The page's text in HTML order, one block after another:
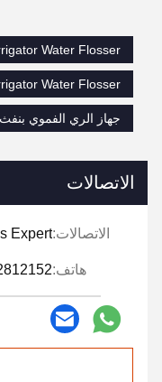
Water Flosser
Water Flosser
جهاز الري الفموي بنفث
الاتصالات
الاتصالات:Expert
هاتف: